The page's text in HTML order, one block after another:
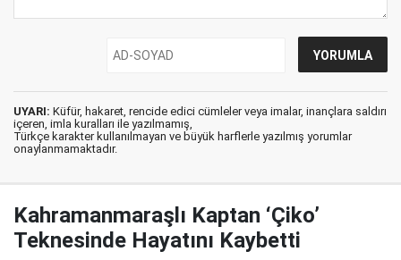
UYARI: Küfür, hakaret, rencide edici cümleler veya imalar, inançlara saldırı
içeren, imla kuralları ile yazılmamış,
Türkçe karakter kullanılmayan ve büyük harflerle yazılmış yorumlar
onaylanmamaktadır.
Kahramanmaraşlı Kaptan ‘Çiko’
Teknesinde Hayatını Kaybetti